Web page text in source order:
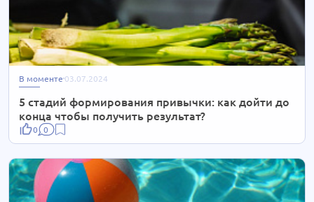
В моменте 03.07.2024
5 стадий формирования привычки: как дойти до
конца чтобы получить результат?
0 0